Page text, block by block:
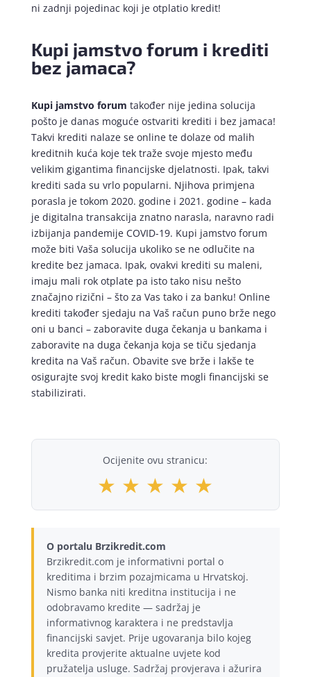
ni zadnji pojedinac koji je otplatio kredit!
Kupi jamstvo forum i krediti
bez jamaca?
Kupi jamstvo forum također nije jedina solucija
pošto je danas moguće ostvariti krediti i bez jamaca!
Takvi krediti nalaze se online te dolaze od malih
kreditnih kuća koje tek traže svoje mjesto među
velikim gigantima financijske djelatnosti. Ipak, takvi
krediti sada su vrlo popularni. Njihova primjena
porasla je tokom 2020. godine i 2021. godine – kada
je digitalna transakcija znatno narasla, naravno radi
izbijanja pandemije COVID-19. Kupi jamstvo forum
može biti Vaša solucija ukoliko se ne odlučite na
kredite bez jamaca. Ipak, ovakvi krediti su maleni,
imaju mali rok otplate pa isto tako nisu nešto
značajno rizični – što za Vas tako i za banku! Online
krediti također sjedaju na Vaš račun puno brže nego
oni u banci – zaboravite duga čekanja u bankama i
zaboravite na duga čekanja koja se tiču sjedanja
kredita na Vaš račun. Obavite sve brže i lakše te
osigurajte svoj kredit kako biste mogli financijski se
stabilizirati.
Ocijenite ovu stranicu:
★ ★ ★ ★ ★
O portalu Brzikredit.com
Brzikredit.com je informativni portal o
kreditima i brzim pozajmicama u Hrvatskoj.
Nismo banka niti kreditna institucija i ne
odobravamo kredite — sadržaj je
informativnog karaktera i ne predstavlja
financijski savjet. Prije ugovaranja bilo kojeg
kredita provjerite aktualne uvjete kod
pružatelja usluge. Sadržaj provjerava i ažurira